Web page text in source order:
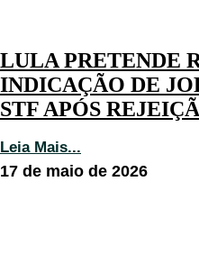
LULA PRETENDE
INDICAÇÃO DE
STF APÓS
Leia Mais...
17 de maio de 2026